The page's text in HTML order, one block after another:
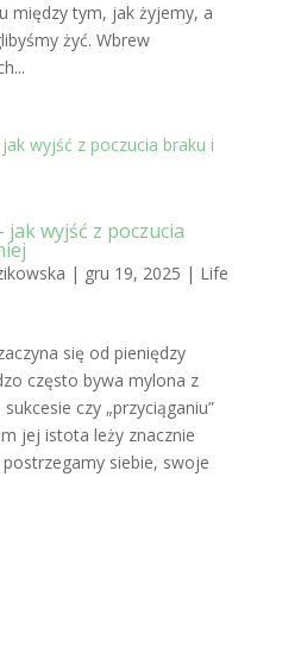
między tym, jak żyjemy, a
żyć. Wbrew
wyjść z poczucia
| gru 19, 2025 | Life
się od pieniędzy
często bywa mylona z
czy „przyciąganiu”
jej istota leży znacznie
siebie, swoje